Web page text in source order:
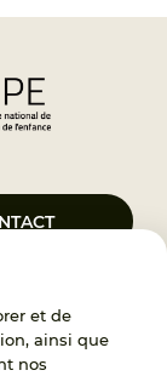
et de
ainsi que
nos
créé le 5
service public du
des
Enfance